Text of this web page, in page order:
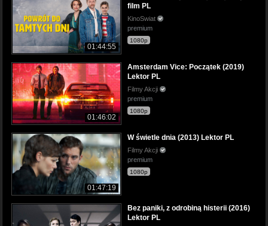
01:44:55
film PL
KinoSwiat
premium
1080p
01:46:02
Amsterdam Vice: Początek (2019)
Lektor PL
Filmy Akcji
premium
1080p
01:47:19
W świetle dnia (2013) Lektor PL
Filmy Akcji
premium
1080p
Bez paniki, z odrobiną histerii (2016)
Lektor PL